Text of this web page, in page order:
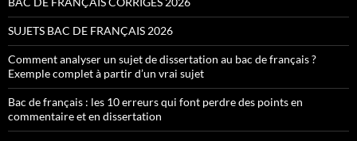
SUJETS BAC DE FRANÇAIS 2026
Comment analyser un sujet de dissertation au bac de français ?
Exemple complet à partir d’un vrai sujet
Bac de français : les 10 erreurs qui font perdre des points en
commentaire et en dissertation